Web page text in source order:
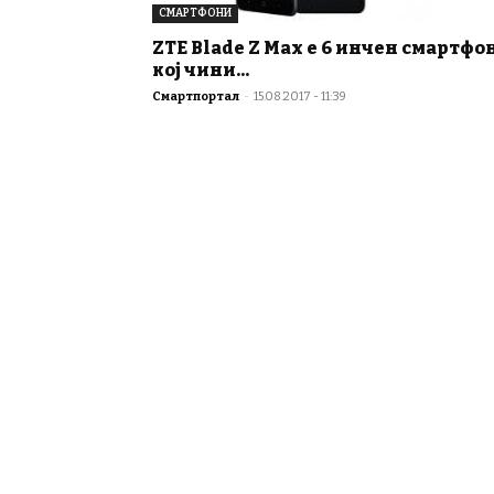
СМАРТФОНИ
ZTE Blade Z Max е 6 инчен
кој чини...
Смартпортал - 15.08.2017 - 11:39